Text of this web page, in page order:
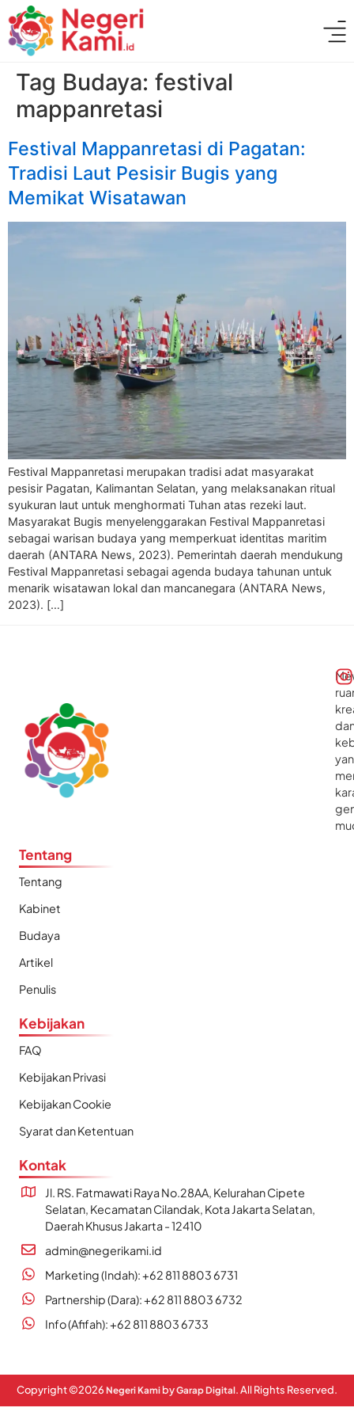
Tag Budaya: festival
mappanretasi
Festival Mappanretasi di Pagatan:
Tradisi Laut Pesisir Bugis yang
Memikat Wisatawan
Festival Mappanretasi merupakan tradisi adat masyarakat
pesisir Pagatan, Kalimantan Selatan, yang melaksanakan ritual
syukuran laut untuk menghormati Tuhan atas rezeki laut.
Masyarakat Bugis menyelenggarakan Festival Mappanretasi
sebagai warisan budaya yang memperkuat identitas maritim
daerah (ANTARA News, 2023). Pemerintah daerah mendukung
Festival Mappanretasi sebagai agenda budaya tahunan untuk
menarik wisatawan lokal dan mancanegara (ANTARA News,
2023). […]
Tentang
Tentang
Kabinet
Budaya
Artikel
Penulis
Kebijakan
FAQ
Kebijakan Privasi
Kebijakan Cookie
Syarat dan Ketentuan
Kontak
Jl. RS. Fatmawati Raya No.28AA, Kelurahan Cipete
Selatan, Kecamatan Cilandak, Kota Jakarta Selatan,
Daerah Khusus Jakarta - 12410
admin@negerikami.id
Marketing (Indah): +62 811 8803 6731
Partnership (Dara): +62 811 8803 6732
Info (Afifah): +62 811 8803 6733
Copyright ©2026 Negeri Kami byGarap Digital. All Rights Reserved.